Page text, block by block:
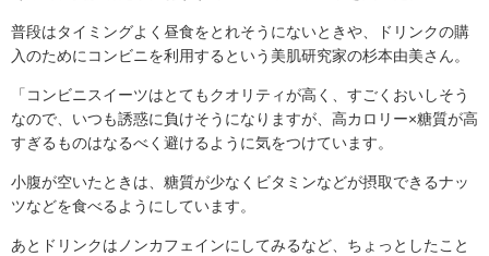
普段はタイミングよく昼食をとれそうにないときや、ドリンクの購
入のためにコンビニを利用するという美肌研究家の杉本由美さん。
「コンビニスイーツはとてもクオリティが高く、すごくおいしそう
なので、いつも誘惑に負けそうになりますが、高カロリー×糖質が高
すぎるものはなるべく避けるように気をつけています。
小腹が空いたときは、糖質が少なくビタミンなどが摂取できるナッ
ツなどを食べるようにしています。
あとドリンクはノンカフェインにしてみるなど、ちょっとしたこと